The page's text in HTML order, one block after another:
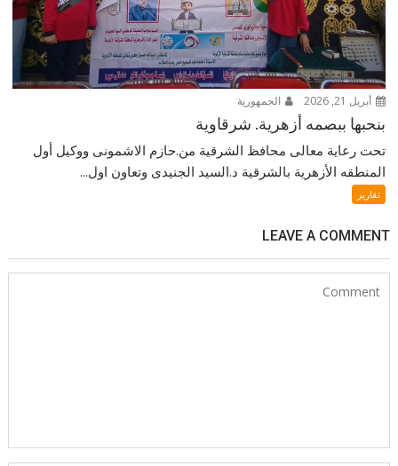
أبريل 21, 2026 الجمهورية
بنحبها ببصمه أزهرية. شرقاوية
تحت رعاية معالى محافظ الشرقية من.حازم الاشمونى ووكيل أول
المنطقه الأزهرية بالشرقية د.السيد الجنيدى وتعاون اول...
تقارير
LEAVE A COMMENT